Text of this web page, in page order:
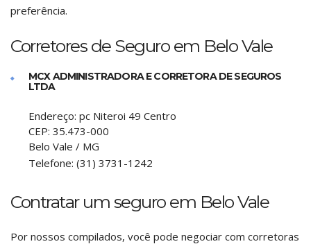
preferência.
Corretores de Seguro em Belo Vale
MCX ADMINISTRADORA E CORRETORA DE SEGUROS
LTDA
Endereço: pc Niteroi 49 Centro
CEP: 35.473-000
Belo Vale / MG
Telefone: (31) 3731-1242
Contratar um seguro em Belo Vale
Por nossos compilados, você pode negociar com corretoras